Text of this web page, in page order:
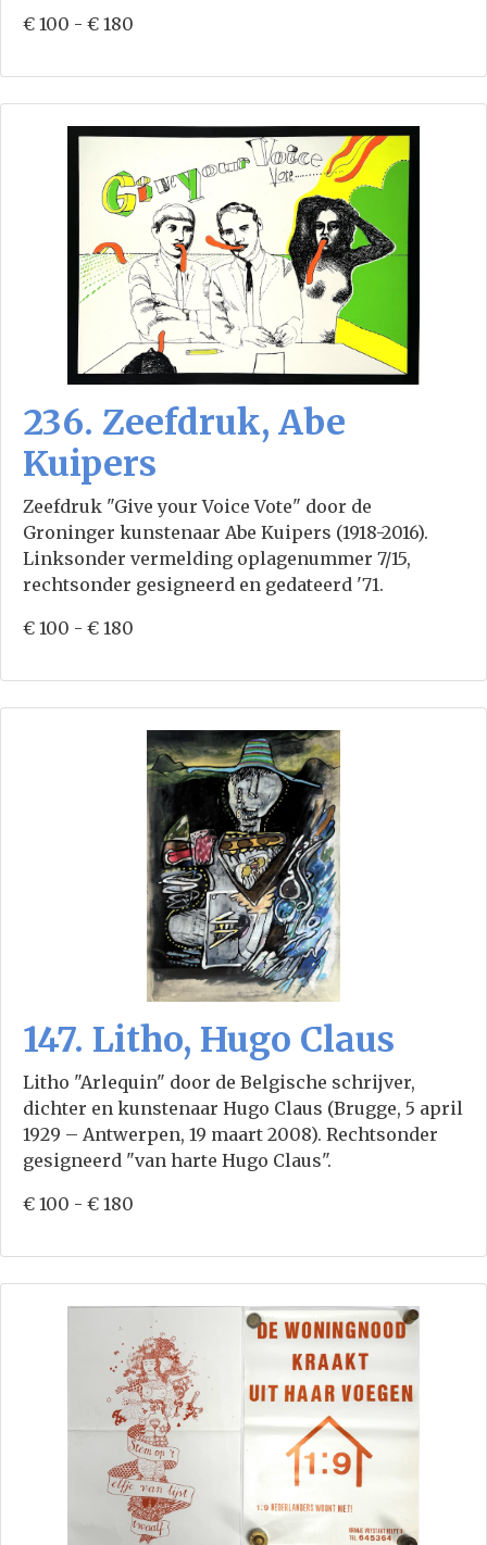
€ 100 - € 180
236. Zeefdruk, Abe
Kuipers
Zeefdruk "Give your Voice Vote" door de
Groninger kunstenaar Abe Kuipers (1918-2016).
Linksonder vermelding oplagenummer 7/15,
rechtsonder gesigneerd en gedateerd '71.
€ 100 - € 180
147. Litho, Hugo Claus
Litho "Arlequin" door de Belgische schrijver,
dichter en kunstenaar Hugo Claus (Brugge, 5 april
1929 – Antwerpen, 19 maart 2008). Rechtsonder
gesigneerd "van harte Hugo Claus".
€ 100 - € 180